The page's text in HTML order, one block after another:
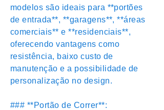
modelos são ideais para **portões
de entrada**, **garagens**, **áreas
comerciais** e **residenciais**,
oferecendo vantagens como
resistência, baixo custo de
manutenção e a possibilidade de
personalização no design.
### **Portão de Correr**: